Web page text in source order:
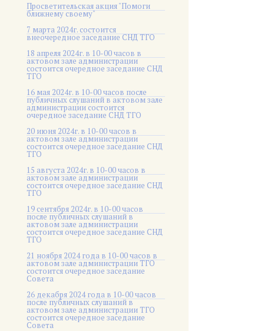
Просветительская акция "Помоги
ближнему своему"
7 марта 2024г. состоится
внеочередное заседание СНД ТГО
18 апреля 2024г. в 10-00 часов в
актовом зале администрации
состоится очередное заседание СНД
ТГО
16 мая 2024г. в 10-00 часов после
публичных слушаний в актовом зале
администрации состоится
очередное заседание СНД ТГО
20 июня 2024г. в 10-00 часов в
актовом зале администрации
состоится очередное заседание СНД
ТГО
15 августа 2024г. в 10-00 часов в
актовом зале администрации
состоится очередное заседание СНД
ТГО
19 сентября 2024г. в 10-00 часов
после публичных слушаний в
актовом зале администрации
состоится очередное заседание СНД
ТГО
21 ноября 2024 года в 10-00 часов в
актовом зале администрации ТГО
состоится очередное заседание
Совета
26 декабря 2024 года в 10-00 часов
после публичных слушаний в
актовом зале администрации ТГО
состоится очередное заседание
Совета